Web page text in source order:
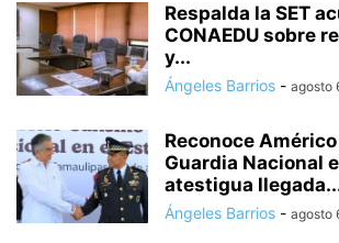
Respalda la SET
CONAEDU sobre
y...
Ángeles Barrios - agosto
Reconoce
Guardia Nacional
atestigua
Ángeles Barrios - agosto